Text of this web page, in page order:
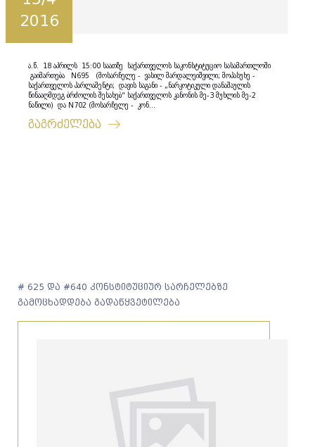
2016
ა.წ. 18 აპრილს 15:00 საათზე საქართველოს საკონსტიტუციო სასამართლოში
გაიმართება N695 (მოსარჩელე - ვასილ მარდალეიშვილი; მოპასუხე -
საქართველოს პარლამენტი; დავის საგანი - „ნარკოტიკული დანაშაულის
წინააღმდეგ ბრძოლის შესახებ“ საქართველოს კანონის მე-3 მუხლის მე-2
ნაწილი) და N702 (მოსარჩელე - კონ...
გაგრძელება
# 625 და #640 კონსტიტუციურ სარჩელებზე
გამოცხადდება გადაწყვეტილება